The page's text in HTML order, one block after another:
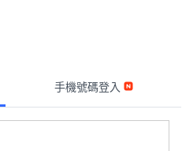
手機號碼登入